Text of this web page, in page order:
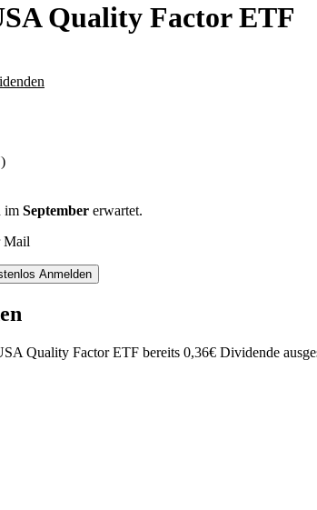
Quality Factor ETF
im September erwartet.
Mail
Anmelden
Quality Factor ETF bereits 0,36€ Dividende